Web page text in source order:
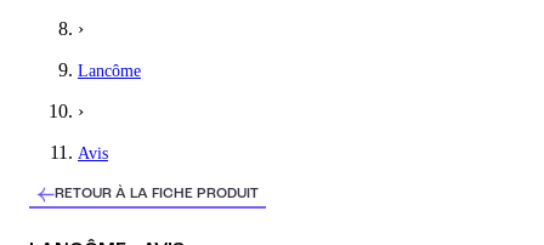
5/5
›
Lancôme
›
Avis
RETOUR À LA FICHE PRODUIT